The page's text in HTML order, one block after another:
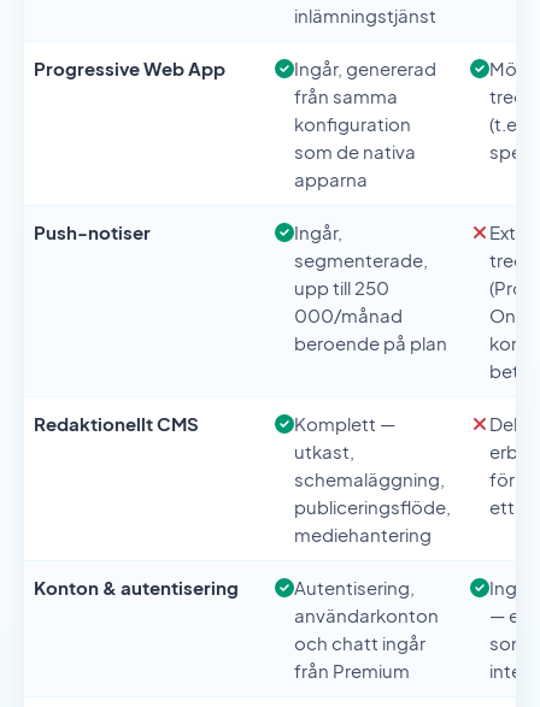
inlämningstjänst
Progressive Web App
Ingår, genererad
från samma
konfiguration
som de nativa
apparna
(t.ex.
Push-notiser
Ingår,
segmenterade,
upp till 250
000/månad
beroende på plan
Redaktionellt CMS
Komplett —
utkast,
schemaläggning,
publiceringsflöde,
mediehantering
för
ett
Konton & autentisering
Autentisering,
användarkonton
och chatt ingår
från Premium
Ingår
— en
som